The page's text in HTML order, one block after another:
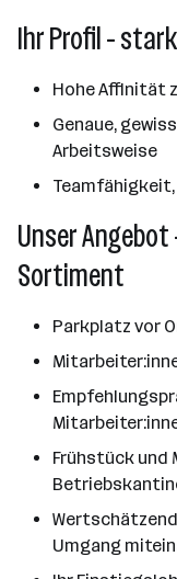
Ihr Profil -
Hohe Affinität
Genaue,
Arbeitsweise
Unser Angebot
Sortiment
Parkplatz vor
Frühstück und
Umgang